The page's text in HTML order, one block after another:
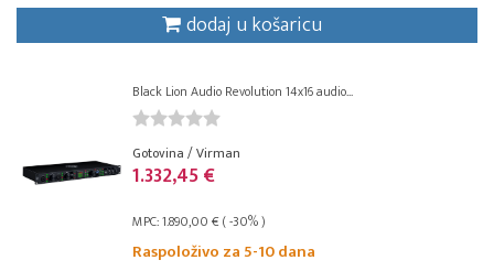
dodaj u košaricu
Black Lion Audio Revolution 14x16 audio...
Gotovina / Virman
1.332,45 €
MPC: 1.890,00 € ( -30% )
Raspoloživo za 5-10 dana